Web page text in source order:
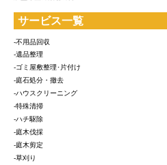
サービス一覧
-不用品回収
-遺品整理
-ゴミ屋敷整理･片付け
-庭石処分・撤去
-ハウスクリーニング
-特殊清掃
-ハチ駆除
-庭木伐採
-庭木剪定
-草刈り